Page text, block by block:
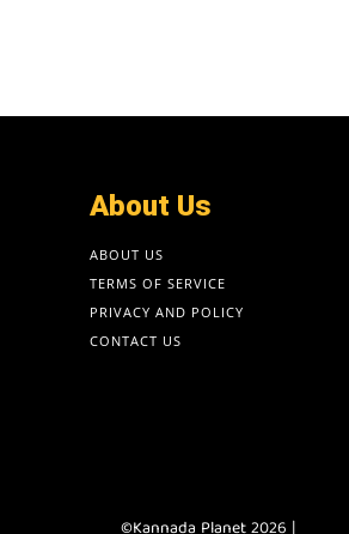
About Us
ABOUT US
TERMS OF SERVICE
PRIVACY AND POLICY
CONTACT US